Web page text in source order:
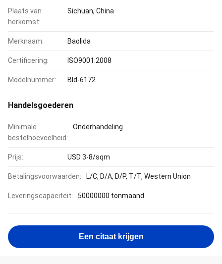
Plaats van
herkomst:
Sichuan, China
Merknaam: Baolida
Certificering: ISO9001:2008
Modelnummer: Bld-6172
Handelsgoederen
Minimale
bestelhoeveelheid:
Onderhandeling
Prijs: USD 3-8/sqm
Betalingsvoorwaarden: L/C, D/A, D/P, T/T, Western Union
Leveringscapaciteit: 50000000 tonmaand
Een citaat krijgen